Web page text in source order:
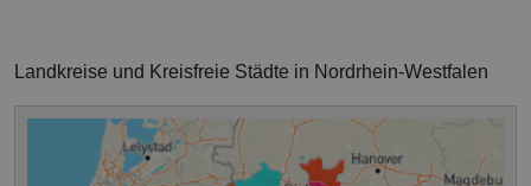
Landkreise und Kreisfreie Städte in Nordrhein-Westfalen